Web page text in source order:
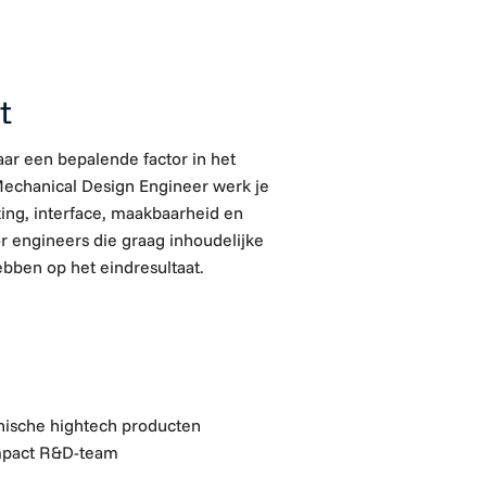
een bepalende factor in het
Design Engineer werk je
interface, maakbaarheid en
engineers die graag inhoudelijke
op het eindresultaat.
hightech producten
R&D-team